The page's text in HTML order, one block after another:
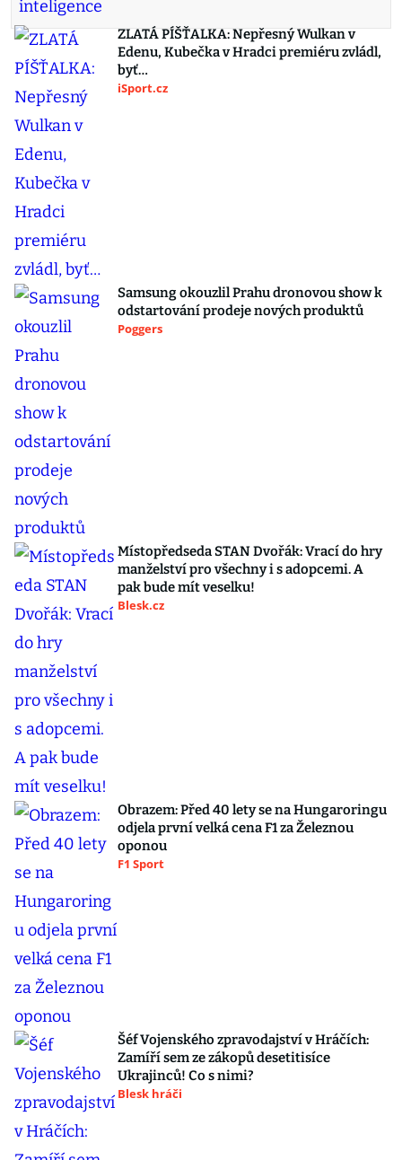
ZLATÁ PÍŠŤALKA: Nepřesný Wulkan v
Edenu, Kubečka v Hradci premiéru zvládl,
byť…
iSport.cz
Samsung okouzlil Prahu dronovou show k
odstartování prodeje nových produktů
Poggers
Místopředseda STAN Dvořák: Vrací do hry
manželství pro všechny i s adopcemi. A
pak bude mít veselku!
Blesk.cz
Obrazem: Před 40 lety se na Hungaroringu
odjela první velká cena F1 za Železnou
oponou
F1 Sport
Šéf Vojenského zpravodajství v Hráčích:
Zamíří sem ze zákopů desetitisíce
Ukrajinců! Co s nimi?
Blesk hráči